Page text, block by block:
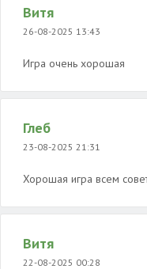
Витя
26-08-2025 13:43
Игра очень хорошая
Глеб
23-08-2025 21:31
Хорошая игра всем
Витя
22-08-2025 00:28